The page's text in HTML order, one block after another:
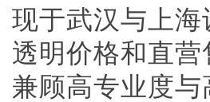
现于武汉与上
透明价格和直
兼顾高专业度